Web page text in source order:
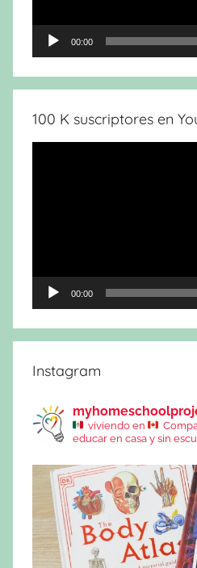
00:00
100 K suscriptores en
00:00
Instagram
viviendo en
educar en casa y sin